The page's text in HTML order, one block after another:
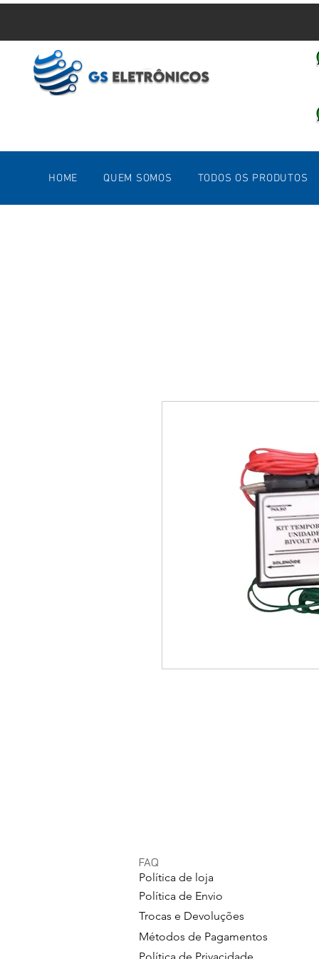
HOME QUEM SOMOS TODOS OS PRODUTOS
FAQ
Política de loja
Política de Envio
Trocas e Devoluções
Métodos de Pagamentos
Política de Privacidade